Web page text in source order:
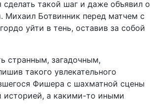
такой шаг и даже объявил о
Михаил Ботвинник перед матчем с
уйти в тень, оставив за собой
странным, загадочным,
такого увлекательного
Фишера с шахматной сцены
историей, а какими-то иными